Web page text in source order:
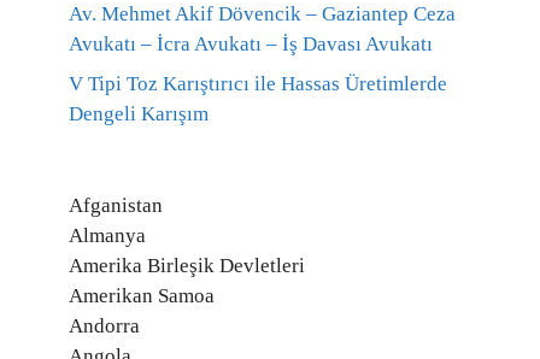
Av. Mehmet Akif Dövencik – Gaziantep Ceza
Avukatı – İcra Avukatı – İş Davası Avukatı
V Tipi Toz Karıştırıcı ile Hassas Üretimlerde
Dengeli Karışım
Afganistan
Almanya
Amerika Birleşik Devletleri
Amerikan Samoa
Andorra